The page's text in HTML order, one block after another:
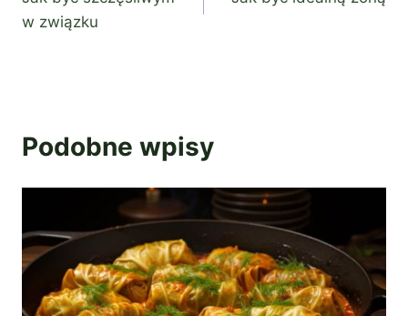
wpisu
w związku
Podobne wpisy